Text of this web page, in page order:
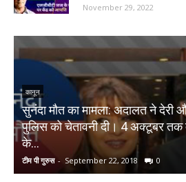
November 29, 2022
कानून
सुनंदा मौत का मामला: अदालत ने देरी
पुलिस को चेतावनी दी। 4 अक्टूबर तक
के...
टीम पी गुरुस - September 22, 2018 0